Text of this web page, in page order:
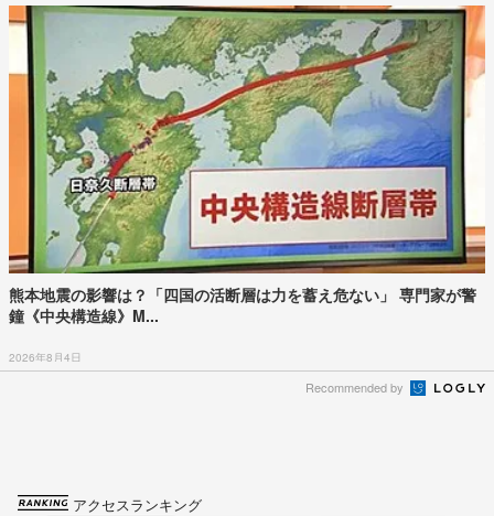
熊本地震の影響は？「四国の活断層は力を蓄え危ない」 専門家が警
鐘《中央構造線》M...
2026年8月4日
Recommended by
アクセスランキング